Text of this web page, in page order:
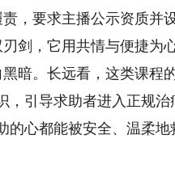
，要求主播公示资质并
，它用共情与便捷为
暗。长远看，这类课程
引导求助者进入正规治
心都能被安全、温柔地